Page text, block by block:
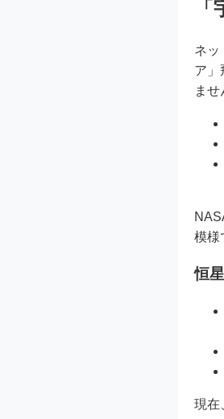
ネッ
ア」
ませ
模様
恒
現在